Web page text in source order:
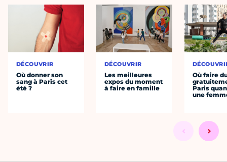
DÉCOUVRIR
Où donner son
sang à Paris cet
été ?
DÉCOUVRIR
Les meilleures
expos du moment
à faire en famille
Où faire
Paris
une